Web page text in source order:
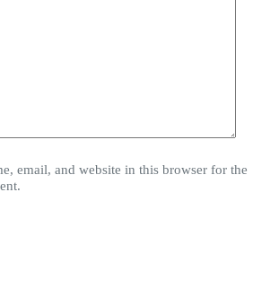
email, and website in this browser for the